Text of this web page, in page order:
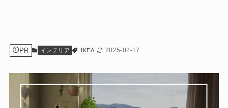
PR インテリア IKEA 2025-02-17